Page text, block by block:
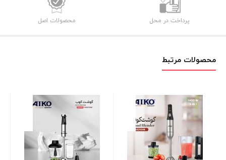
پرداخت در محل محصولات اصل
محصولات مرتبط